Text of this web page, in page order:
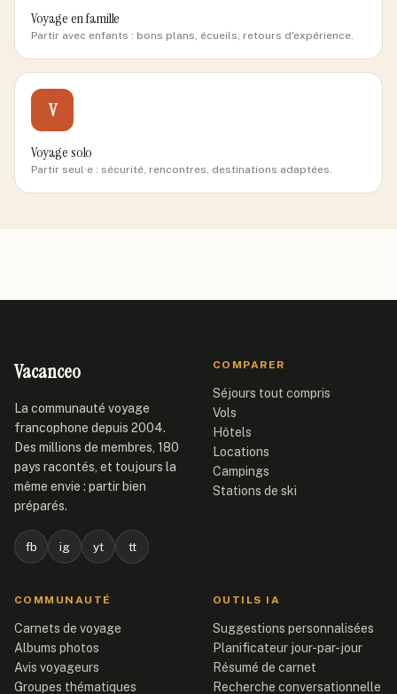
Voyage en famille
Partir avec enfants : bons plans, écueils, retours d'expérience.
V
Voyage solo
Partir seul·e : sécurité, rencontres, destinations adaptées.
Vacanceo
La communauté voyage
francophone depuis 2004.
Des millions de membres, 180
pays racontés, et toujours la
même envie : partir bien
préparés.
fb ig yt tt
COMPARER
Séjours tout compris
Vols
Hôtels
Locations
Campings
Stations de ski
COMMUNAUTÉ
Carnets de voyage
Albums photos
Avis voyageurs
Groupes thématiques
OUTILS IA
Suggestions personnalisées
Planificateur jour-par-jour
Résumé de carnet
Recherche conversationnelle